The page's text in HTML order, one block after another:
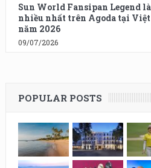
Sun World Fansipan Legend
nhiều nhất trên Agoda tại
năm 2026
09/07/2026
POPULAR POSTS